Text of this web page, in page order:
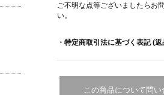
ご不明な点等ございましたらお
い。
・特定商取引法に基づく表記 (
この商品について問